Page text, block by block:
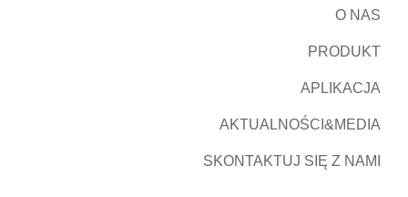
O NAS
PRODUKT
APLIKACJA
AKTUALNOŚCI&MEDIA
SKONTAKTUJ SIĘ Z NAMI